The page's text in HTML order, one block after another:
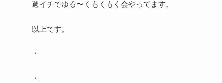
週イチでゆる〜くもくもく会やってます。
以上です。
・
・